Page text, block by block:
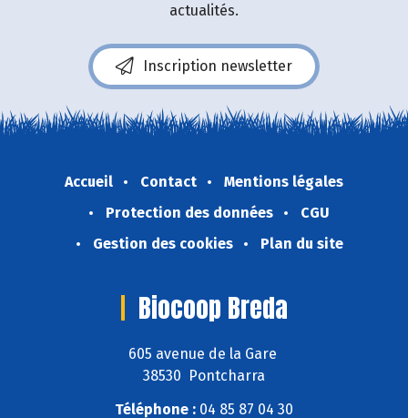
actualités.
Inscription newsletter
Accueil Contact
Mentions légales
Protection des données
CGU
Gestion des cookies
Plan du site
Biocoop Breda
605 avenue de la Gare
38530 Pontcharra
Téléphone : 04 85 87 04 30